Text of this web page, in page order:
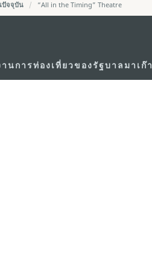
ปัจจุบัน “All in the Timing” Theatre
นการท่องเที่ยวของรัฐบาลมาเก๊า